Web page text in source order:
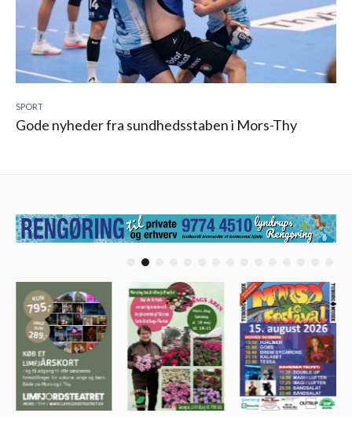
SPORT
Gode nyheder fra sundhedsstaben i Mors-Thy